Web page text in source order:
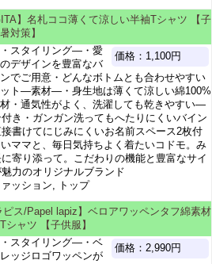
】名札ココ薄くて涼しい半袖Tシャツ 【子
対策】
価格：1,100円
スタイリング―・愛
デザインを豊富なバ
でご用意・どんなボトムとも合わせやすい
ト―素材―・身生地は薄くて涼しい綿100%
・通気性がよく、洗濯しても乾きやすい―
き・ガンガン洗ってもへたりにくいバイン
書けてにじみにくいお名前スペース2枚付
ママと、毎日気持ちよく着たいコドモ。み
寄り添って。こだわりの機能と豊富なサイ
力のオリジナルブランド
ッション, トップ
ピス/Papel lapiz】ベロアワッペンタフ綿素材
シャツ 【子供服】
価格：2,990円
スタイリング―・ベ
ッジロゴワッペンが